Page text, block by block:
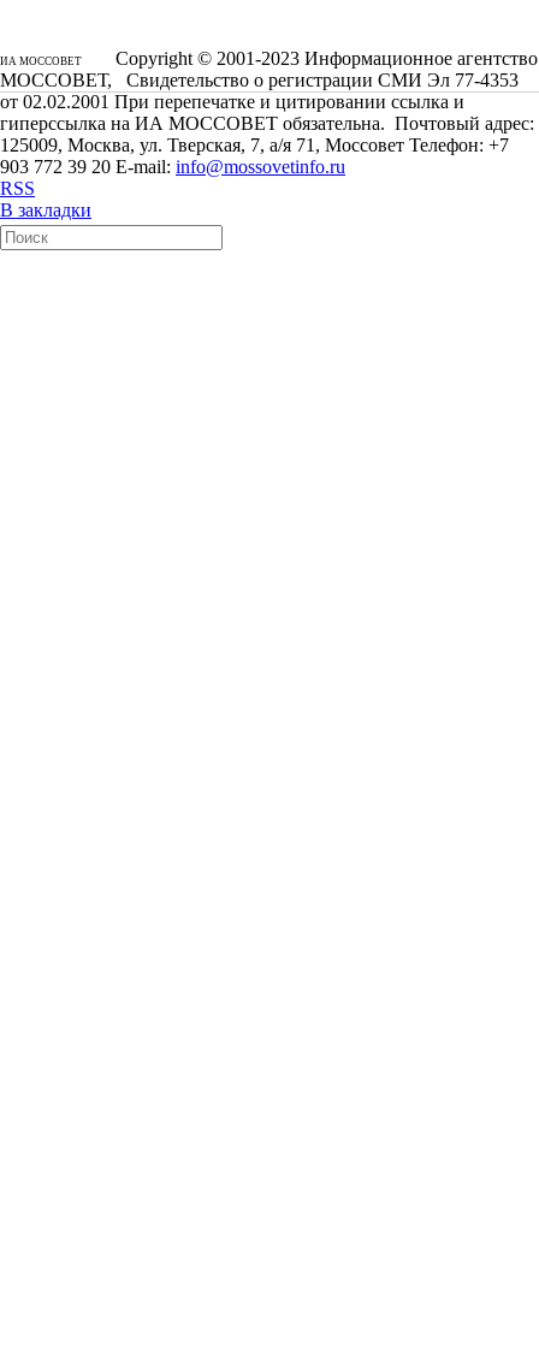
ИА МОССОВЕТ
Copyright © 2001-2023 Информационное агентство
МОССОВЕТ, Свидетельство о регистрации СМИ Эл 77-4353
от 02.02.2001 При перепечатке и цитировании ссылка и
гиперссылка на ИА МОССОВЕТ обязательна. Почтовый адрес:
125009, Москва, ул. Тверская, 7, а/я 71, Моссовет Телефон: +7
903 772 39 20 E-mail: info@mossovetinfo.ru
RSS
В закладки